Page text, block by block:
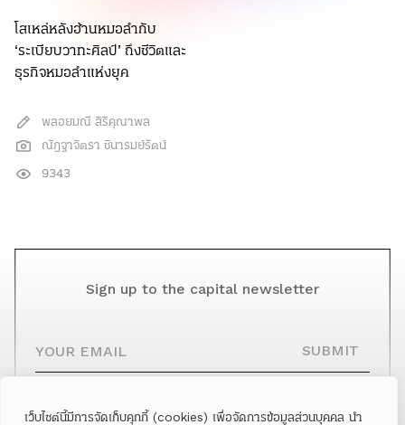
เว็บไซต์นี้มีการจัดเก็บคุกกี้ (cookies) เพื่อจัดการข้อมูลส่วนบุคคล นำ
โสเหล่หลังฮ้านหมอลำกับ
‘ระเบียบวาทะศิลป์’ ถึงชีวิตและ
ธุรกิจหมอลำแห่งยุค
พลอยมณี สิริคุณาพล
ณัฎฐาจิตรา ชินารมย์รัตน์
9343
Sign up to the capital newsletter
SUBMIT